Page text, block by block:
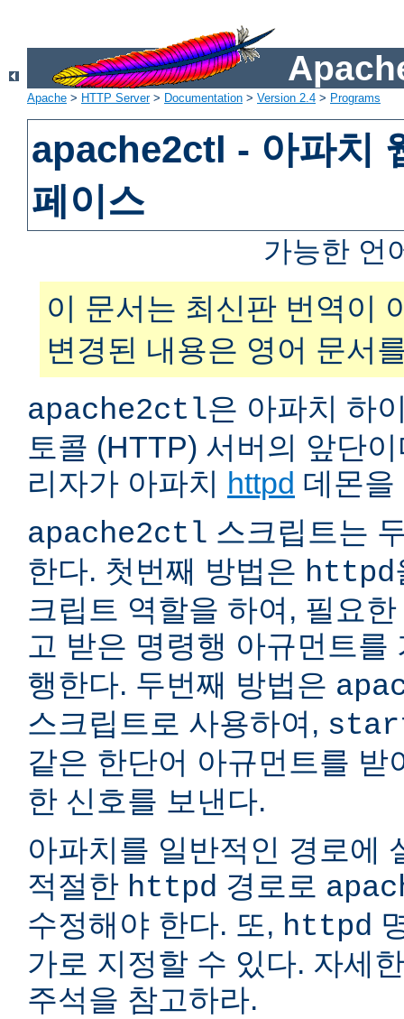
Apache > HTTP Server> Documentation > Version 2.4 > Programs
apache2ctl - 아파치
페이스
가능한 언
이 문서는 최신판 번역이
변경된 내용은 영어 문서
apache2ctl은 아파치 하
토콜 (HTTP) 서버의 앞단
리자가 아파치 httpd 데몬을
apache2ctl 스크립트는
한다. 첫번째 방법은 httpd
크립트 역할을 하여, 필요
고 받은 명령행 아규먼트
행한다. 두번째 방법은
스크립트로 사용하여,
같은 한단어 아규먼트를 받
한 신호를 보낸다.
아파치를 일반적인 경로에
적절한 httpd 경로로
수정해야 한다. 또, httpd
가로 지정할 수 있다. 자세
주석을 참고하라.